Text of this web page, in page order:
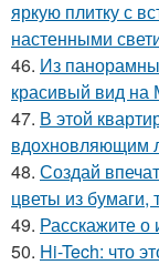
яркую плитку с
настенными
46. Из
красивый вид на
47. В этой
вдохновляющим
48. Создай
цветы из
49. Расскажите о
50. Hi-Tech: что